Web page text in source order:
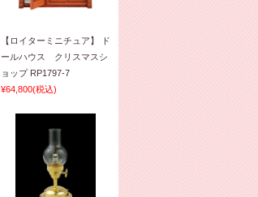
【ロイターミニチュア】 ド
ールハウス クリスマスシ
ョップ RP1797-7
¥64,800(税込)